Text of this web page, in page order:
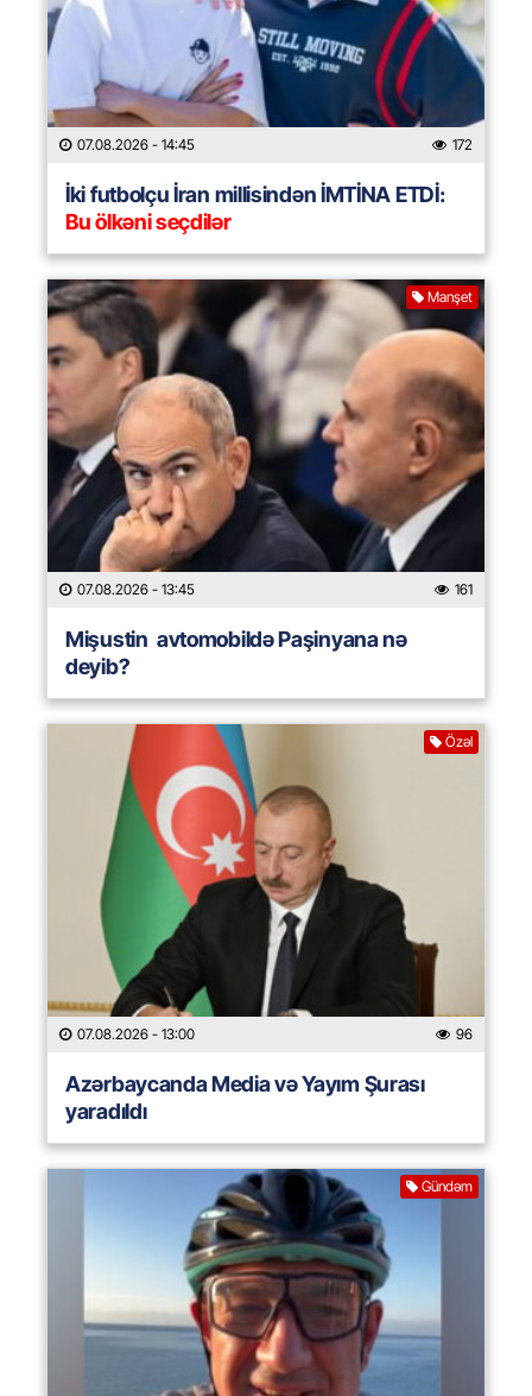
07.08.2026 - 14:45 172
İki futbolçu İran millisindən İMTİNA ETDİ:
Bu ölkəni seçdilər
Manşet
07.08.2026 - 13:45 161
Mişustin avtomobildə Paşinyana nə
deyib?
Özəl
07.08.2026 - 13:00 96
Azərbaycanda Media və Yayım Şurası
yaradıldı
Gündəm